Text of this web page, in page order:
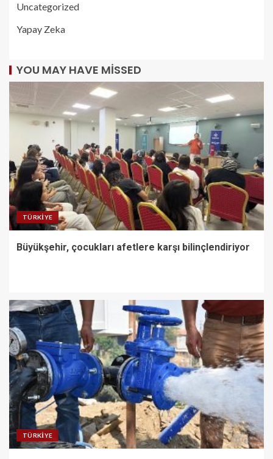
Uncategorized
Yapay Zeka
YOU MAY HAVE MISSED
TÜRKIYE
Büyükşehir, çocukları afetlere karşı bilinçlendiriyor
TÜRKIYE